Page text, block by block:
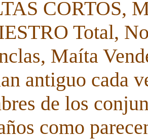
CORTOS,
Total,
Maíta
antiguo cada
de los
como